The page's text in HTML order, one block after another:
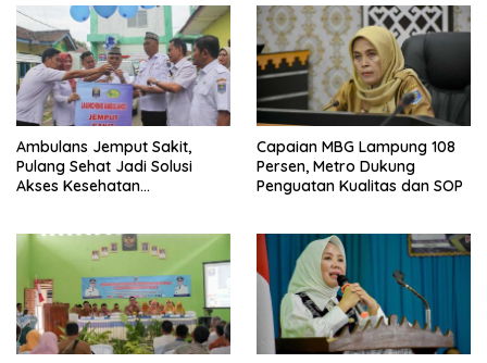
Ambulans Jemput Sakit,
Pulang Sehat Jadi Solusi
Akses Kesehatan
Capaian MBG Lampung 108
Persen, Metro Dukung
Penguatan Kualitas dan SOP